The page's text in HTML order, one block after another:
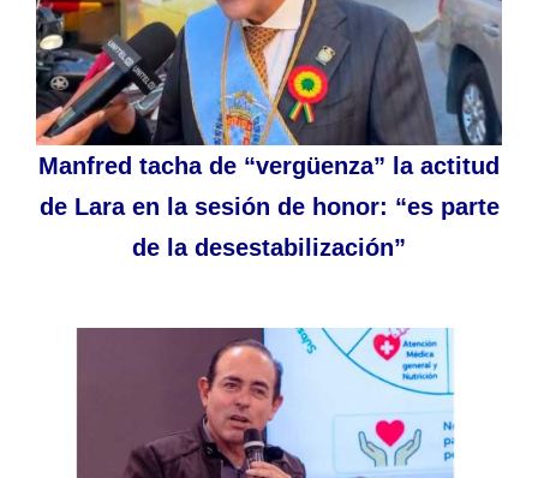
Manfred tacha de “vergüenza” la actitud
de Lara en la sesión de honor: “es parte
de la desestabilización”